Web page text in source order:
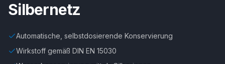
Silbernetz
Automatische, selbstdosierende Konservierung
Wirkstoff gemäß DIN EN 15030